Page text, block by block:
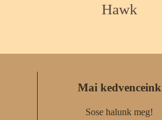
Hawk
Mai kedvenceink
Sose halunk meg!